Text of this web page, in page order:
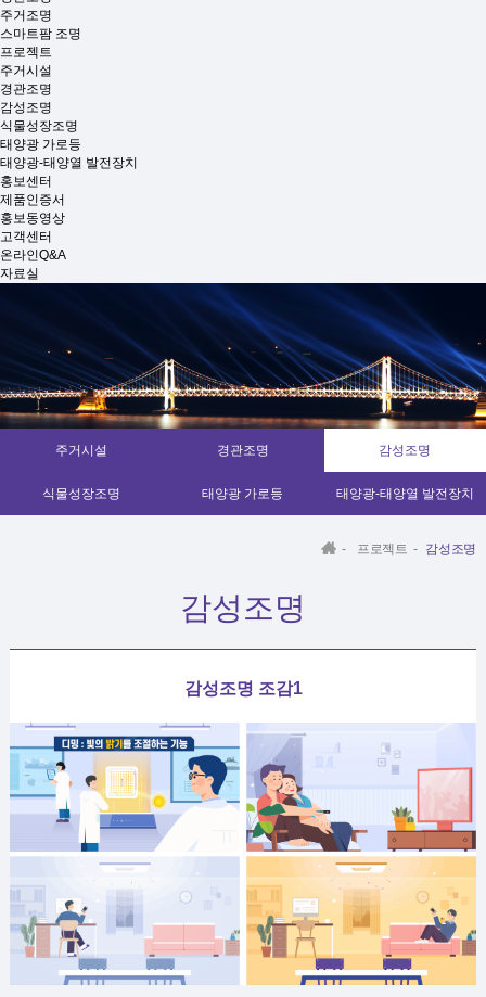
주거조명
스마트팜 조명
프로젝트
주거시설
경관조명
감성조명
식물성장조명
태양광 가로등
태양광-태양열 발전장치
홍보센터
제품인증서
홍보동영상
고객센터
온라인Q&A
자료실
주거시설 경관조명 감성조명
식물성장조명 태양광 가로등 태양광-태양열 발전장치
- 프로젝트 - 감성조명
감성조명
감성조명 조감1